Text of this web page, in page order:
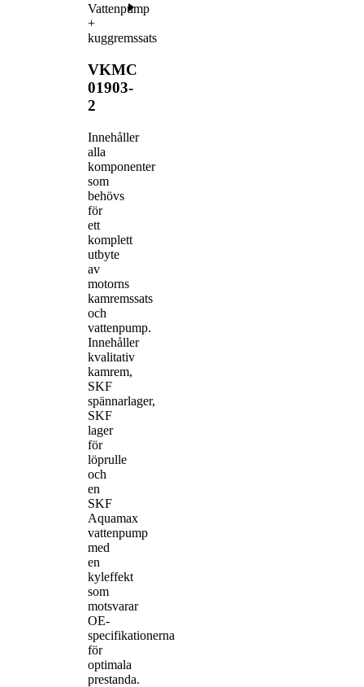
Vattenpump
+
kuggremssats
VKMC
01903-
2
Innehåller
alla
komponenter
som
behövs
för
ett
komplett
utbyte
av
motorns
kamremssats
och
vattenpump.
Innehåller
kvalitativ
kamrem,
SKF
spännarlager,
SKF
lager
för
löprulle
och
en
SKF
Aquamax
vattenpump
med
en
kyleffekt
som
motsvarar
OE-
specifikationerna
för
optimala
prestanda.